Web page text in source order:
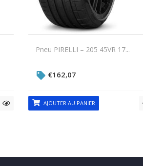
Pneu PIRELLI – 205 45VR 17...
€162,07
AJOUTER AU PANIER